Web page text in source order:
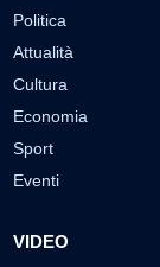
Politica
Attualità
Cultura
Economia
Sport
Eventi
VIDEO